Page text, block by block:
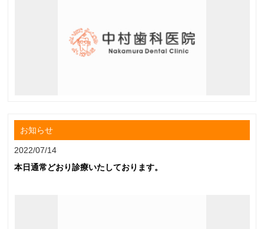
お知らせ
2022/07/14
本日通常どおり診療いたしております。